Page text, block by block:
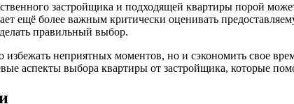
застройщика и подходящей квартиры порой
ещё более важным критически оценивать
правильный выбор.
неприятных моментов, но и сэкономить свое
аспекты выбора квартиры от застройщика, которые